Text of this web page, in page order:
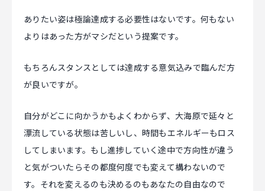
ありたい姿は極論達成する必要性はないです。何もない
よりはあった方がマシだという提案です。
もちろんスタンスとしては達成する意気込みで臨んだ方
が良いですが。
自分がどこに向かうかもよくわからず、大海原で延々と
漂流している状態は苦しいし、時間もエネルギーもロス
してしまいます。もし進捗していく途中で方向性が違う
と気がついたらその都度何度でも変えて構わないので
す。それを変えるのも決めるのもあなたの自由なので